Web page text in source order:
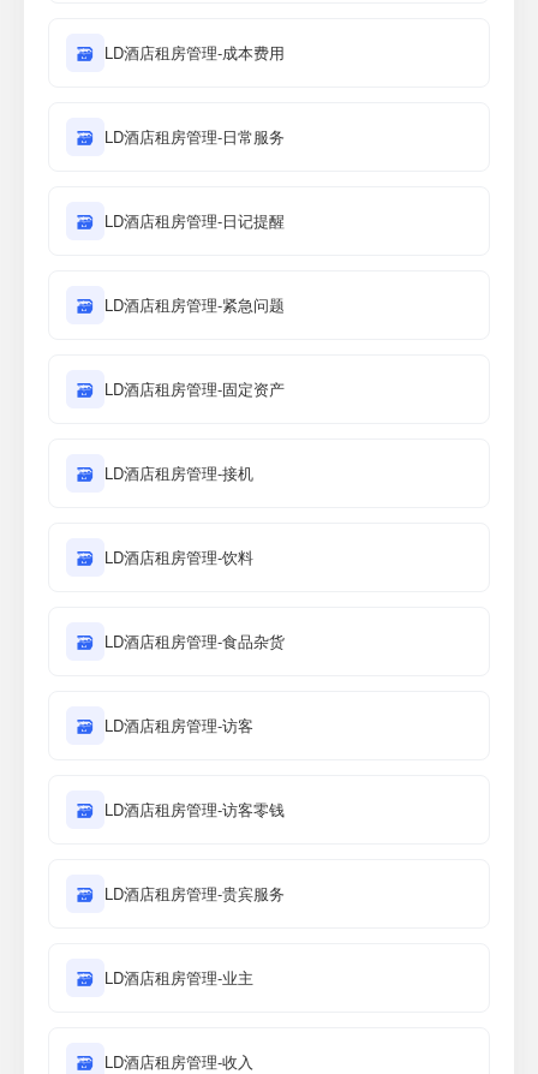
🗃 LD酒店租房管理-成本费用
🗃 LD酒店租房管理-日常服务
🗃 LD酒店租房管理-日记提醒
🗃 LD酒店租房管理-紧急问题
🗃 LD酒店租房管理-固定资产
🗃 LD酒店租房管理-接机
🗃 LD酒店租房管理-饮料
🗃 LD酒店租房管理-食品杂货
🗃 LD酒店租房管理-访客
🗃 LD酒店租房管理-访客零钱
🗃 LD酒店租房管理-贵宾服务
🗃 LD酒店租房管理-业主
🗃 LD酒店租房管理-收入